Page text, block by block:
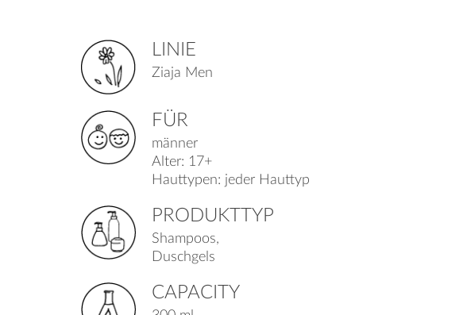
LINIE
Ziaja Men
FÜR
männer
Alter: 17+
Hauttypen: jeder Hauttyp
PRODUKTTYP
Shampoos,
Duschgels
CAPACITY